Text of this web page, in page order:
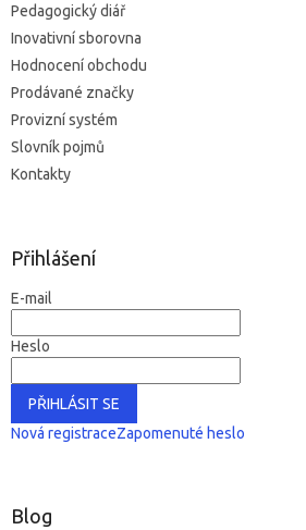
Pedagogický diář
Inovativní sborovna
Hodnocení obchodu
Prodávané značky
Provizní systém
Slovník pojmů
Kontakty
Přihlášení
E-mail
Heslo
PŘIHLÁSIT SE
Nová registraceZapomenuté heslo
Blog